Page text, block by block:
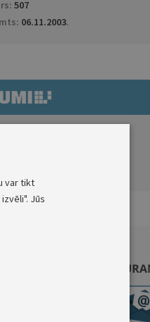
507
06.11.2003.
var tikt
Jūs